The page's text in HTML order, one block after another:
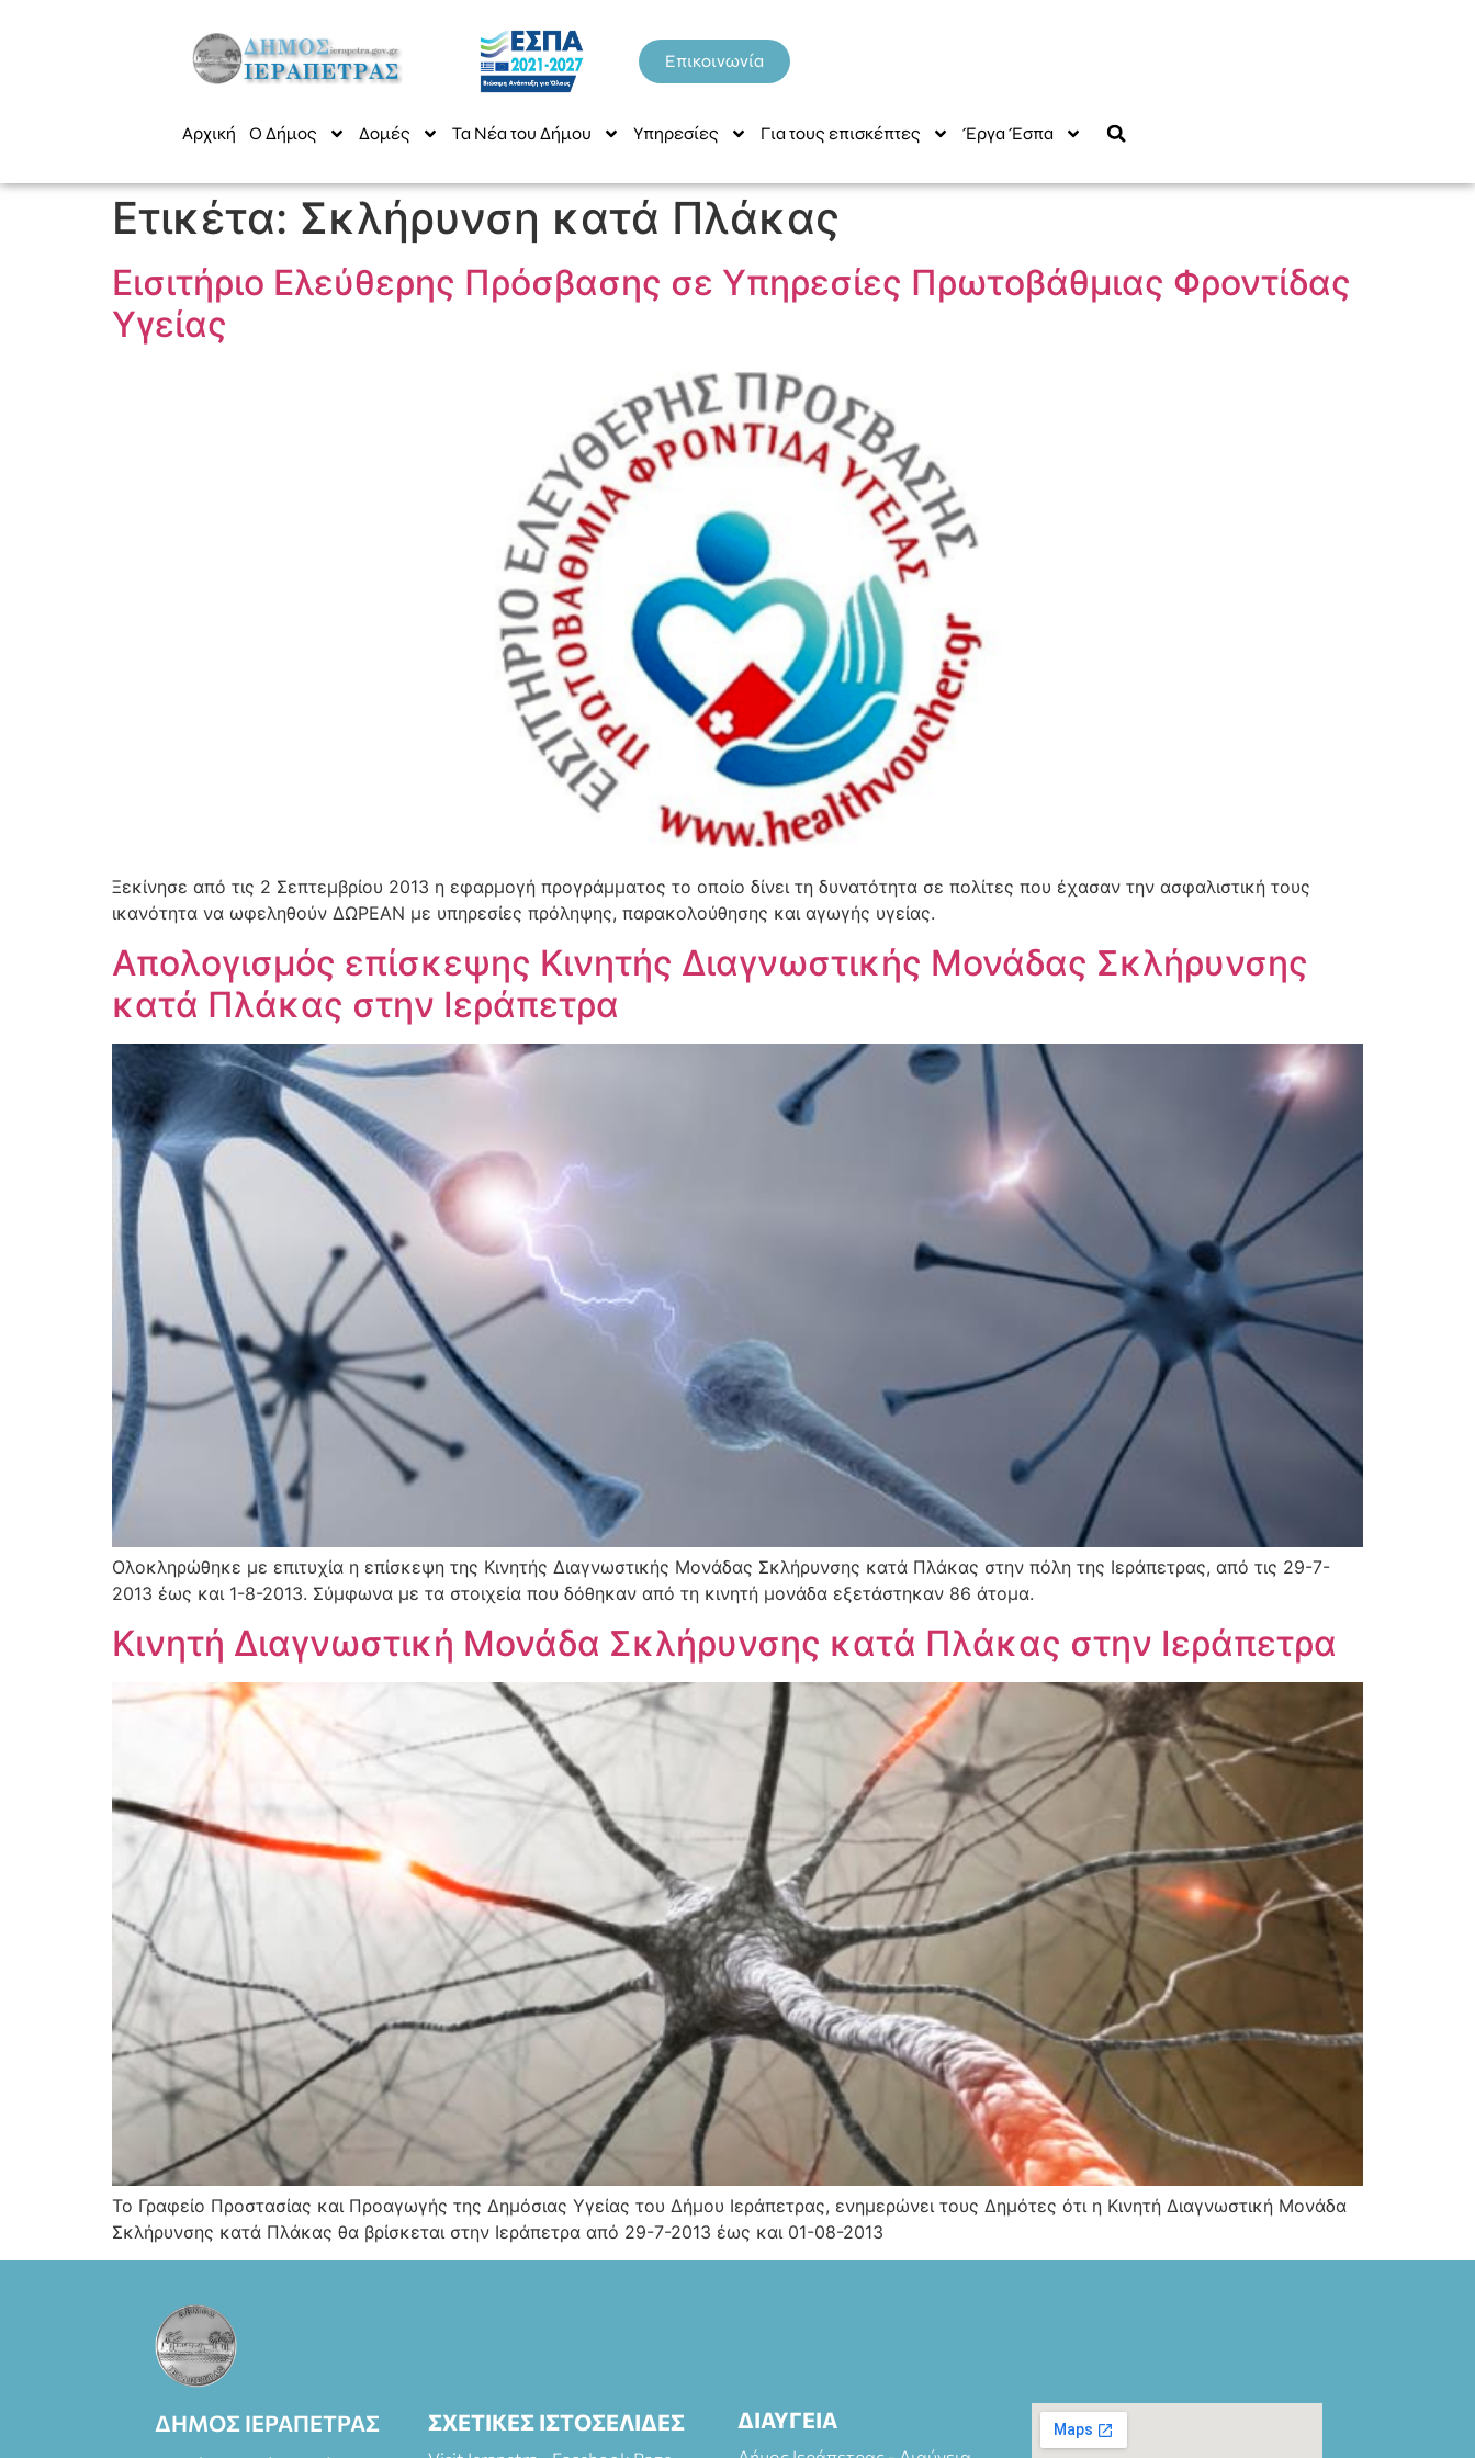
Επικοινωνία
Αρχική Ο Δήμος Δομές Τα Νέα του Δήμου Υπηρεσίες Για τους επισκέπτες Έργα Έσπα
Ετικέτα: Σκλήρυνση κατά Πλάκας
Εισιτήριο Ελεύθερης Πρόσβασης σε Υπηρεσίες Πρωτοβάθμιας Φροντίδας
Υγείας
Ξεκίνησε από τις 2 Σεπτεμβρίου 2013 η εφαρμογή προγράμματος το οποίο δίνει τη δυνατότητα σε πολίτες που έχασαν την ασφαλιστική τους
ικανότητα να ωφεληθούν ΔΩΡΕΑΝ με υπηρεσίες πρόληψης, παρακολούθησης και αγωγής υγείας.
Απολογισμός επίσκεψης Κινητής Διαγνωστικής Μονάδας Σκλήρυνσης
κατά Πλάκας στην Ιεράπετρα
Ολοκληρώθηκε με επιτυχία η επίσκεψη της Κινητής Διαγνωστικής Μονάδας Σκλήρυνσης κατά Πλάκας στην πόλη της Ιεράπετρας, από τις 29-7-
2013 έως και 1-8-2013. Σύμφωνα με τα στοιχεία που δόθηκαν από τη κινητή μονάδα εξετάστηκαν 86 άτομα.
Kινητή Διαγνωστική Μονάδα Σκλήρυνσης κατά Πλάκας στην Ιεράπετρα
Το Γραφείο Προστασίας και Προαγωγής της Δημόσιας Υγείας του Δήμου Ιεράπετρας, ενημερώνει τους Δημότες ότι η Κινητή Διαγνωστική Μονάδα
Σκλήρυνσης κατά Πλάκας θα βρίσκεται στην Ιεράπετρα από 29-7-2013 έως και 01-08-2013
ΔΗΜΟΣ ΙΕΡΑΠΕΤΡΑΣ ΣΧΕΤΙΚΕΣ ΙΣΤΟΣΕΛΙΔΕΣ ΔΙΑΥΓΕΙΑ